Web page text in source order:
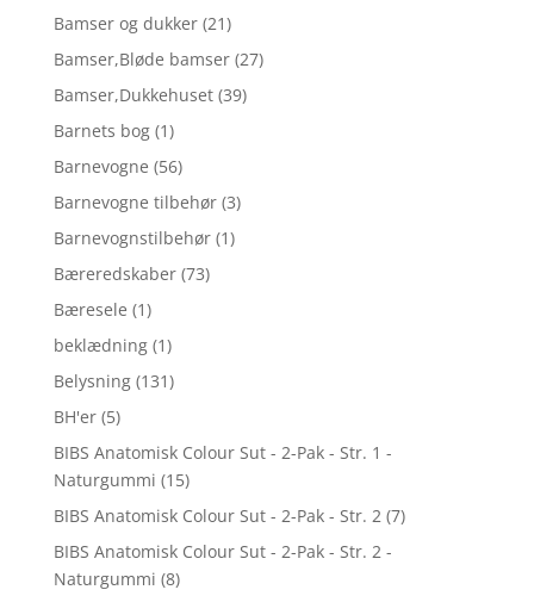
Bamser og dukker (21)
Bamser,Bløde bamser (27)
Bamser,Dukkehuset (39)
Barnets bog (1)
Barnevogne (56)
Barnevogne tilbehør (3)
Barnevognstilbehør (1)
Bæreredskaber (73)
Bæresele (1)
beklædning (1)
Belysning (131)
BH'er (5)
BIBS Anatomisk Colour Sut - 2-Pak - Str. 1 -
Naturgummi (15)
BIBS Anatomisk Colour Sut - 2-Pak - Str. 2 (7)
BIBS Anatomisk Colour Sut - 2-Pak - Str. 2 -
Naturgummi (8)